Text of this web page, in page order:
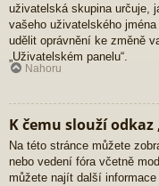
uživatelská skupina určuje,
vašeho uživatelského
udělit oprávnění ke změně
„Uživatelském panelu“.
Nahoru
K čemu slouží odkaz
Na této stránce můžete
nebo vedení fóra včetně
můžete najít další